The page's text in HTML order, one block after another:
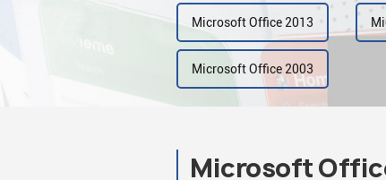
Microsoft Office 2013
Microsoft Office 2003
Microsoft